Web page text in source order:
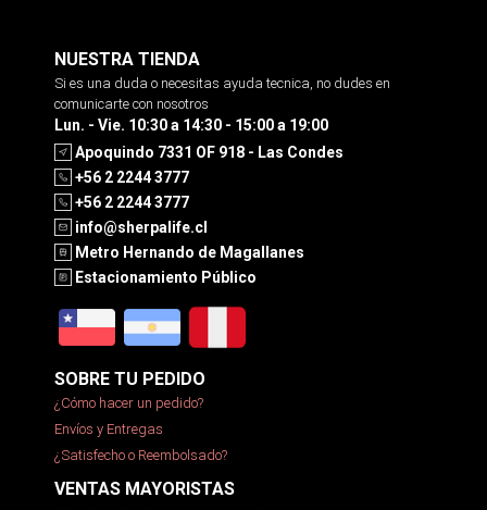
NUESTRA TIENDA
Si es una duda o necesitas ayuda tecnica, no dudes en
comunicarte con nosotros
Lun. - Vie. 10:30 a 14:30 - 15:00 a 19:00
Apoquindo 7331 OF 918 - Las Condes
+56 2 2244 3777
+56 2 2244 3777
info@sherpalife.cl
Metro Hernando de Magallanes
Estacionamiento Público
SOBRE TU PEDIDO
¿Cómo hacer un pedido?
Envíos y Entregas
¿Satisfecho o Reembolsado?
VENTAS MAYORISTAS